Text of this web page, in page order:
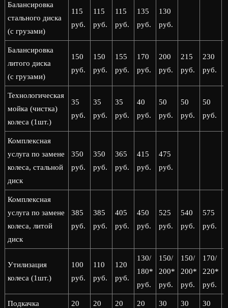
Балансировка
стального диска
(с грузами)
115
руб.
115
руб.
115
руб.
135
руб.
130
руб.
Балансировка
литого диска
(с грузами)
150
руб.
150
руб.
155
руб.
170
руб.
200
руб.
215
руб.
230
руб.
Технологическая
мойка (чистка)
колеса (1шт.)
35
руб.
35
руб.
35
руб.
40
руб.
50
руб.
50
руб.
50
руб.
Комплексная
услуга по замене
колеса, стальной
диск
350
руб.
350
руб.
365
руб.
415
руб.
475
руб.
Комплексная
услуга по замене
колеса, литой
диск
385
руб.
385
руб.
405
руб.
450
руб.
525
руб.
540
руб.
575
руб.
Утилизация
колеса (1шт.)
100
руб.
110
руб.
120
руб.
130/
180*
руб.
150/
200*
руб.
150/
200*
руб.
170/
220*
руб.
Подкачка
20
20
20
20
30
30
30